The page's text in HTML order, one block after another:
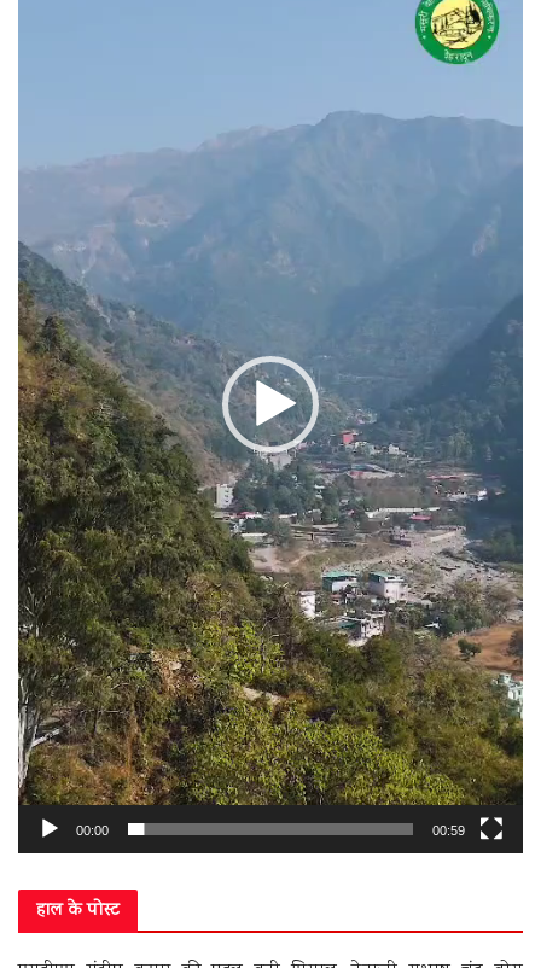
00:00 00:59
हाल के पोस्ट